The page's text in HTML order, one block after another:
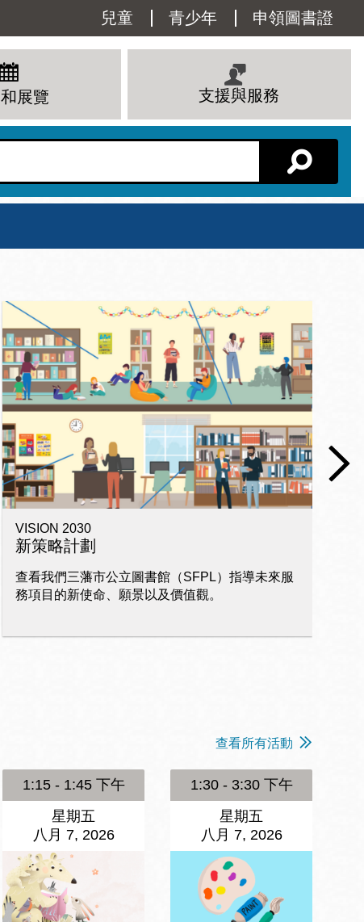
Utility
Menu
兒童 青少年 申領圖書證
展覽 支援與服務
午
星期六
10 上午 - 6 下午
查看所有
VISION 2030
新策略計劃
查看我們三藩市公立圖書館（SFPL）指導未來服
務項目的新使命、願景以及價值觀。
查看所有活動
1:15 - 1:45 下午
星期五
八月 7, 2026
1:30 - 3:30 下午
星期五
八月 7, 2026